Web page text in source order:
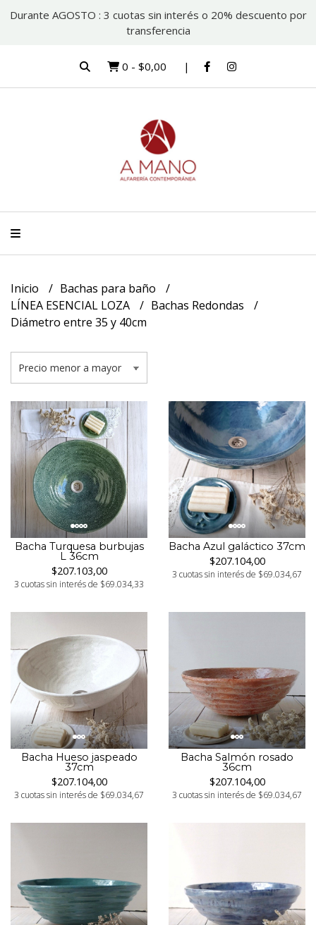
Durante AGOSTO : 3 cuotas sin interés o 20% descuento por
transferencia
0 - $0,00
Inicio
Bachas para baño
LÍNEA ESENCIAL LOZA
Bachas Redondas
Diámetro entre 35 y 40cm
Bacha Turquesa burbujas
L 36cm
$207.103,00
3 cuotas sin interés de $69.034,33
Bacha Azul galáctico 37cm
$207.104,00
3 cuotas sin interés de $69.034,67
Bacha Hueso jaspeado
37cm
$207.104,00
3 cuotas sin interés de $69.034,67
Bacha Salmón rosado
36cm
$207.104,00
3 cuotas sin interés de $69.034,67